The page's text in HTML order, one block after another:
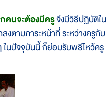
คนจะต้องมีครูจึงมีวิธีปฏิบัติใน
ตามภาระหน้าที่ ระหว่างครูกับ
ในปัจจุบันนี้ ก็ย่อมรับพิธีไหว้ครู